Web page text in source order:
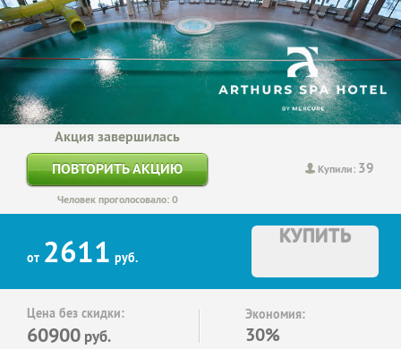
Купили: 39
Акция завершилась
ПОВТОРИТЬ АКЦИЮ
Человек проголосовало: 0
от 2611 руб.
КУПИТЬ
Цена без скидки:
60900 руб.
Экономия:
30%